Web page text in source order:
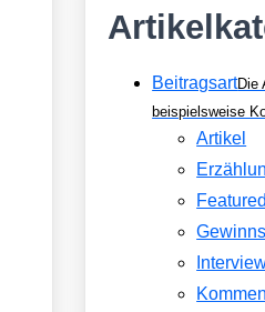
BeitragsartDie
beispielsweise
Artikel